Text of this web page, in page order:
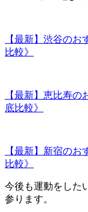
【最新】渋谷のお
比較》
【最新】恵比寿の
底比較》
【最新】新宿のお
比較》
今後も運動をした
参ります。